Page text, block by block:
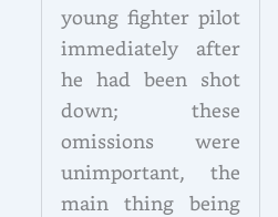
young fighter pilot
immediately after
he had been shot
down; these
omissions were
unimportant, the
main thing being